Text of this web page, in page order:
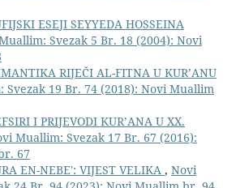
ESEJI SEYYEDA HOSSEINA
Svezak 5 Br. 18 (2004): Novi
RIJEČI AL-FITNA U KUR’ANU
Svezak 19 Br. 74 (2018): Novi Muallim
I PRIJEVODI KUR’ANA U XX.
Muallim: Svezak 17 Br. 67 (2016):
67
EN-NEBE': VIJEST VELIKA , Novi